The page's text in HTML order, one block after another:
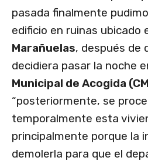
pasada finalmente
edificio en ruinas ubicado
Marañuelas, después de
decidiera pasar la noche
Municipal de Acogida
“posteriormente, se
temporalmente esta
principalmente porque la
demolerla para que el